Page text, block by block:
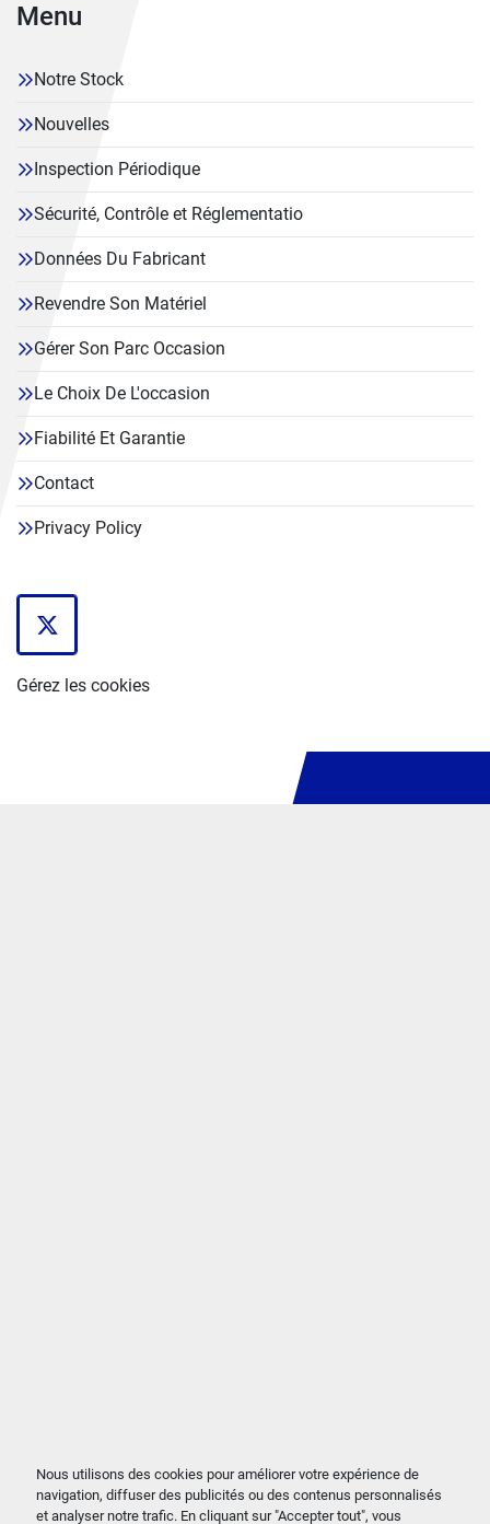
Nous utilisons des cookies pour améliorer votre expérience de
navigation, diffuser des publicités ou des contenus personnalisés
et analyser notre trafic. En cliquant sur "Accepter tout", vous
Menu
Notre Stock
Nouvelles
Inspection Périodique
Sécurité, Contrôle et Réglementatio
Données Du Fabricant
Revendre Son Matériel
Gérer Son Parc Occasion
Le Choix De L'occasion
Fiabilité Et Garantie
Contact
Privacy Policy
twitter
Gérez les cookies